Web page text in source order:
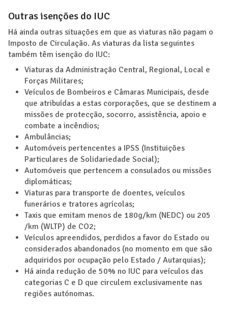
Outras isenções do IUC
Há ainda outras situações em que as viaturas não pagam o
Imposto de Circulação. As viaturas da lista seguintes
também têm isenção do IUC:
Viaturas da Administração Central, Regional, Local e
Forças Militares;
Veículos de Bombeiros e Câmaras Municipais, desde
que atribuídas a estas corporações, que se destinem a
missões de protecção, socorro, assistência, apoio e
combate a incêndios;
Ambulâncias;
Automóveis pertencentes a IPSS (Instituições
Particulares de Solidariedade Social);
Automóveis que pertencem a consulados ou missões
diplomáticas;
Viaturas para transporte de doentes, veículos
funerários e tratores agrícolas;
Taxis que emitam menos de 180g/km (NEDC) ou 205
/km (WLTP) de CO2;
Veículos apreendidos, perdidos a favor do Estado ou
considerados abandonados (no momento em que são
adquiridos por ocupação pelo Estado / Autarquias);
Há ainda redução de 50% no IUC para veículos das
categorias C e D que circulem exclusivamente nas
regiões autónomas.